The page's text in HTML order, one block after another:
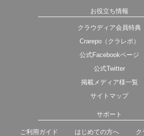
お役立ち情報
クラウディア会員特典
Crarepo（クラレポ）
公式Facebookページ
公式Twitter
掲載メディア様一覧
サイトマップ
サポート
ご利用ガイド はじめての方へ ク